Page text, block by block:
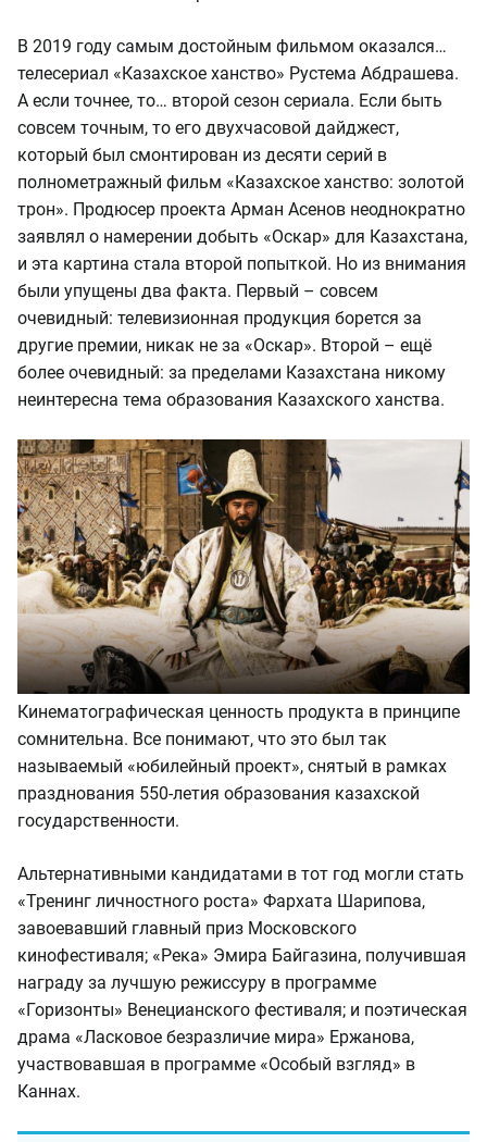
В 2019 году самым достойным фильмом оказался…
телесериал «Казахское ханство» Рустема Абдрашева.
А если точнее, то… второй сезон сериала. Если быть
совсем точным, то его двухчасовой дайджест,
который был смонтирован из десяти серий в
полнометражный фильм «Казахское ханство: золотой
трон». Продюсер проекта Арман Асенов неоднократно
заявлял о намерении добыть «Оскар» для Казахстана,
и эта картина стала второй попыткой. Но из внимания
были упущены два факта. Первый – совсем
очевидный: телевизионная продукция борется за
другие премии, никак не за «Оскар». Второй – ещё
более очевидный: за пределами Казахстана никому
неинтересна тема образования Казахского ханства.
Кинематографическая ценность продукта в принципе
сомнительна. Все понимают, что это был так
называемый «юбилейный проект», снятый в рамках
празднования 550-летия образования казахской
государственности.
Альтернативными кандидатами в тот год могли стать
«Тренинг личностного роста» Фархата Шарипова,
завоевавший главный приз Московского
кинофестиваля; «Река» Эмира Байгазина, получившая
награду за лучшую режиссуру в программе
«Горизонты» Венецианского фестиваля; и поэтическая
драма «Ласковое безразличие мира» Ержанова,
участвовавшая в программе «Особый взгляд» в
Каннах.